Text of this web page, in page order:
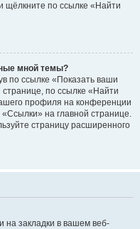
щёлкните по ссылке «Найти
мной темы?
по ссылке «Показать ваши
по ссылке «Найти
профиля на конференции
на главной странице.
страницу расширенного
на закладки в вашем веб-